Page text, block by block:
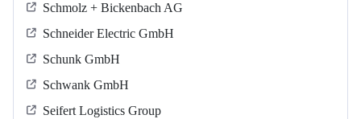
Schmolz + Bickenbach AG
Schneider Electric GmbH
Schunk GmbH
Schwank GmbH
Seifert Logistics Group